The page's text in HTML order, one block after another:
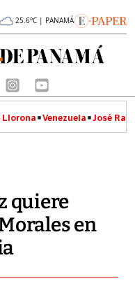
25.6°C | PANAMÁ
Llorona Venezuela José
quiere
en